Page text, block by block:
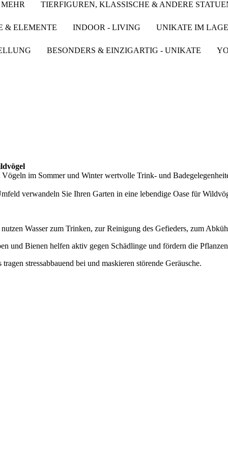
TIERFIGUREN, KLASSISCHE & ANDERE
& ELEMENTE INDOOR - LIVING UNIKATE IM
BESONDERS & EINZIGARTIG - UNIKATE
im Sommer und Winter wertvolle Trink‑ und
verwandeln Sie Ihren Garten in eine lebendige Oase für
Wasser zum Trinken, zur Reinigung des Gefieders, zum
und Bienen helfen aktiv gegen Schädlinge und fördern die
stressabbauend bei und maskieren störende Geräusche.